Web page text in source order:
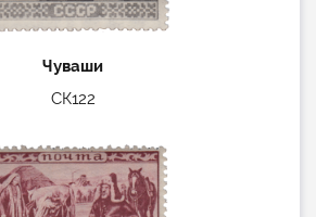
Чуваши
СК122